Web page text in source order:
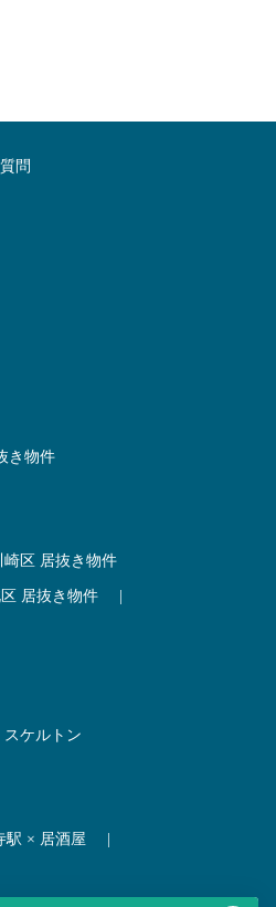
問
き物件
崎区 居抜き物件
居抜き物件
スケルトン
駅 × 居酒屋